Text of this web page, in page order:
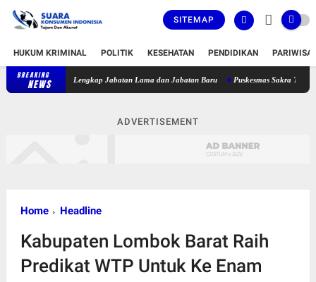
SITEMAP
HUKUM KRIMINAL POLITIK KESEHATAN PENDIDIKAN
BREAKING
NEWS Bupati Lombok Timur Lantik 36 Pejabat, Berikut Daftar Lengkap
ADVERTISEMENT
Home Headline
Kabupaten Lombok Barat Raih
Predikat WTP Untuk Ke Enam